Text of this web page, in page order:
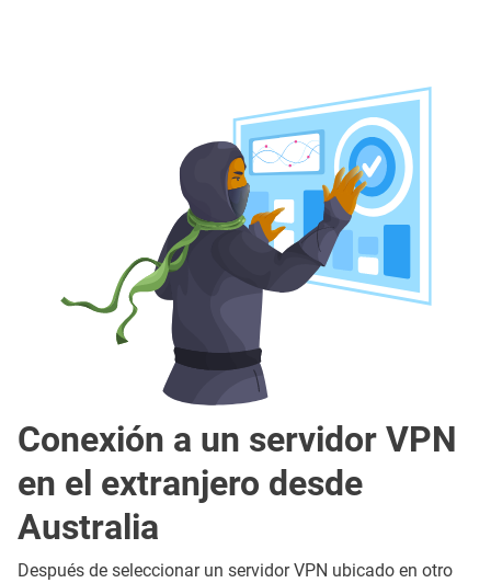
Conexión a un servidor VPN
en el extranjero desde
Australia
Después de seleccionar un servidor VPN ubicado en otro